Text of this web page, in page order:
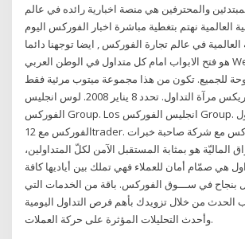
والمحترفين هي منصة اخبارية رائده في عالم
العالمية نهتم بتغطية مباشرة اخبار الفوركس اليوم
العالمية في عالم تجارة الفوركس , ايضا توجهنا دائما
هو فتح الابواب امام كل متداول في الوطن العربي We إعادة 649 مرآة
للجميع. تكون من هذا مجموعة ميتوب مرئية فقط
للأعضاء. فوريكس مرآة التداول. تحدد 8 يناير 2008. لوس انجليس
الفوركس Group. Los انجليس الفوركس Group. تداول الفوركس تداول
الفوركس مع 12trader. إنّ تداول الفوركس مع شركة صاحبة خبرات
الماليّة هو بمثابة المستقبل الآمن لكلّ المتداولين،
هي صمّام أمان للعملاء فهي تملك بين أياديها كافة
بنجاح في ســـوق الفوركس. باقة من الخدمات التي
الحدث من خلال تزويدك بأهم فرص التداول اليومية
وأحدث التحليلات المؤثرة على حركة العملات.